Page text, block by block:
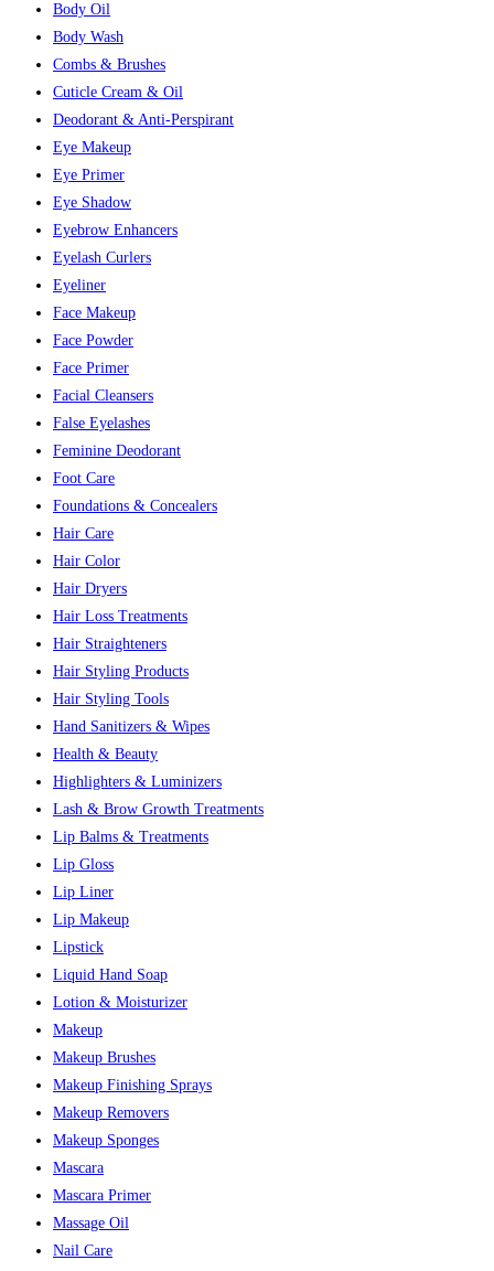
Body Oil
Body Wash
Combs & Brushes
Cuticle Cream & Oil
Deodorant & Anti-Perspirant
Eye Makeup
Eye Primer
Eye Shadow
Eyebrow Enhancers
Eyelash Curlers
Eyeliner
Face Makeup
Face Powder
Face Primer
Facial Cleansers
False Eyelashes
Feminine Deodorant
Foot Care
Foundations & Concealers
Hair Care
Hair Color
Hair Dryers
Hair Loss Treatments
Hair Straighteners
Hair Styling Products
Hair Styling Tools
Hand Sanitizers & Wipes
Health & Beauty
Highlighters & Luminizers
Lash & Brow Growth Treatments
Lip Balms & Treatments
Lip Gloss
Lip Liner
Lip Makeup
Lipstick
Liquid Hand Soap
Lotion & Moisturizer
Makeup
Makeup Brushes
Makeup Finishing Sprays
Makeup Removers
Makeup Sponges
Mascara
Mascara Primer
Massage Oil
Nail Care